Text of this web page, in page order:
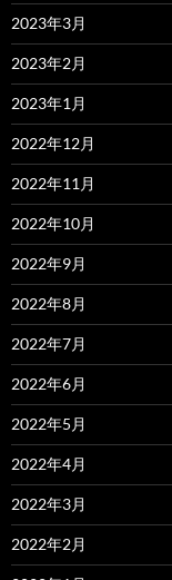
2023年3月
2023年2月
2023年1月
2022年12月
2022年11月
2022年10月
2022年9月
2022年8月
2022年7月
2022年6月
2022年5月
2022年4月
2022年3月
2022年2月